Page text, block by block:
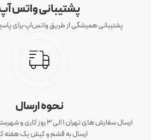
پشتیبانی واتس
پشتیبانی همیشگی از طریق واتس‌اپ برای
نحوه ارسال
ارسال به قشم و کیش یک هفته